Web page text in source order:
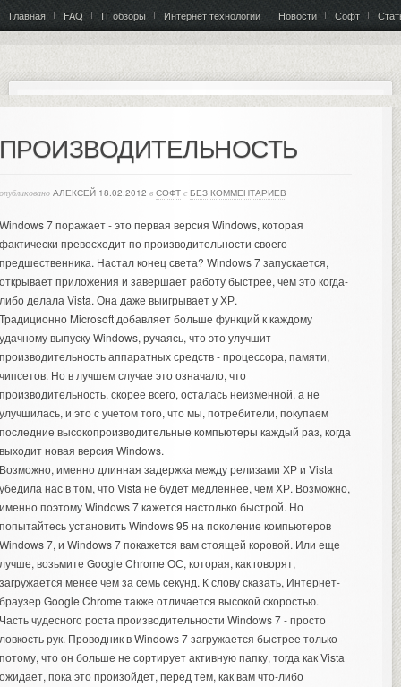
Главная FAQ IT обзоры Интернет технологии Новости Софт
АЛЕКСЕЙ 18.02.2012 в СОФТ с БЕЗ КОММЕНТАРИЕВ
7 поражает - это первая версия Windows, которая
превосходит по производительности своего
Настал конец света? Windows 7 запускается,
приложения и завершает работу быстрее, чем это когда-
делала Vista. Она даже выигрывает у ХР.
Microsoft добавляет больше функций к каждому
выпуску Windows, ручаясь, что это улучшит
аппаратных средств - процессора, памяти,
Но в лучшем случае это означало, что
скорее всего, осталась неизменной, а не
и это с учетом того, что мы, потребители, покупаем
высокопроизводительные компьютеры каждый раз, когда
новая версия Windows.
именно длинная задержка между релизами ХР и Vista
нас в том, что Vista не будет медленнее, чем ХР. Возможно,
поэтому Windows 7 кажется настолько быстрой. Но
установить Windows 95 на поколение компьютеров
7, и Windows 7 покажется вам стоящей коровой. Или еще
возьмите Google Chrome ОС, которая, как говорят,
менее чем за семь секунд. К слову сказать, Интернет-
Google Chrome также отличается высокой скоростью.
чудесного роста производительности Windows 7 - просто
рук. Проводник в Windows 7 загружается быстрее только
что он больше не сортирует активную папку, тогда как Vista
пока это произойдет, перед тем, как вам что-либо